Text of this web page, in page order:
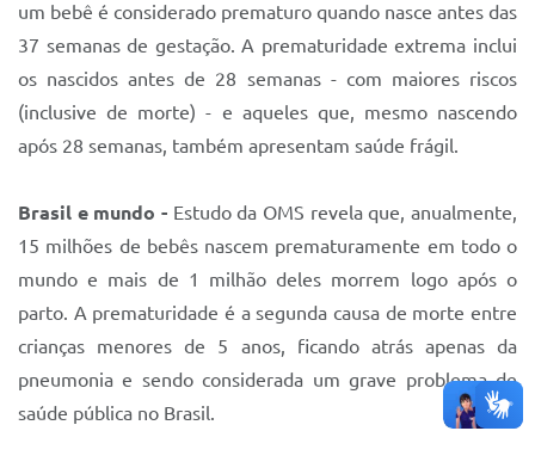
um bebê é considerado prematuro quando nasce antes das
37 semanas de gestação. A prematuridade extrema inclui
os nascidos antes de 28 semanas - com maiores riscos
(inclusive de morte) - e aqueles que, mesmo nascendo
após 28 semanas, também apresentam saúde frágil.
Brasil e mundo - Estudo da OMS revela que, anualmente,
15 milhões de bebês nascem prematuramente em todo o
mundo e mais de 1 milhão deles morrem logo após o
parto. A prematuridade é a segunda causa de morte entre
crianças menores de 5 anos, ficando atrás apenas da
pneumonia e sendo considerada um grave problema de
saúde pública no Brasil.